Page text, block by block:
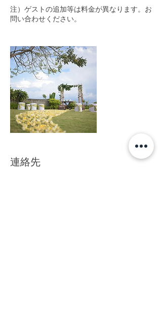
注）ゲストの追加等は料金が異なります。お
問い合わせください。
連絡先